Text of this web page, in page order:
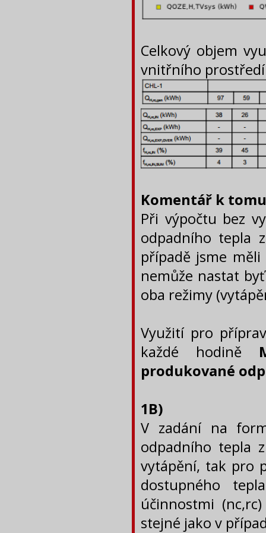
Celkový objem
vnitřního
Komentář k
Při výpočtu bez
odpadního tepla
případě jsme
nemůže nastat
oba režimy
Využití pro
každé hodině
produkované
1B)
V zadání na
odpadního tepla
vytápění, tak pro
dostupného
účinnostmi
stejné jako v